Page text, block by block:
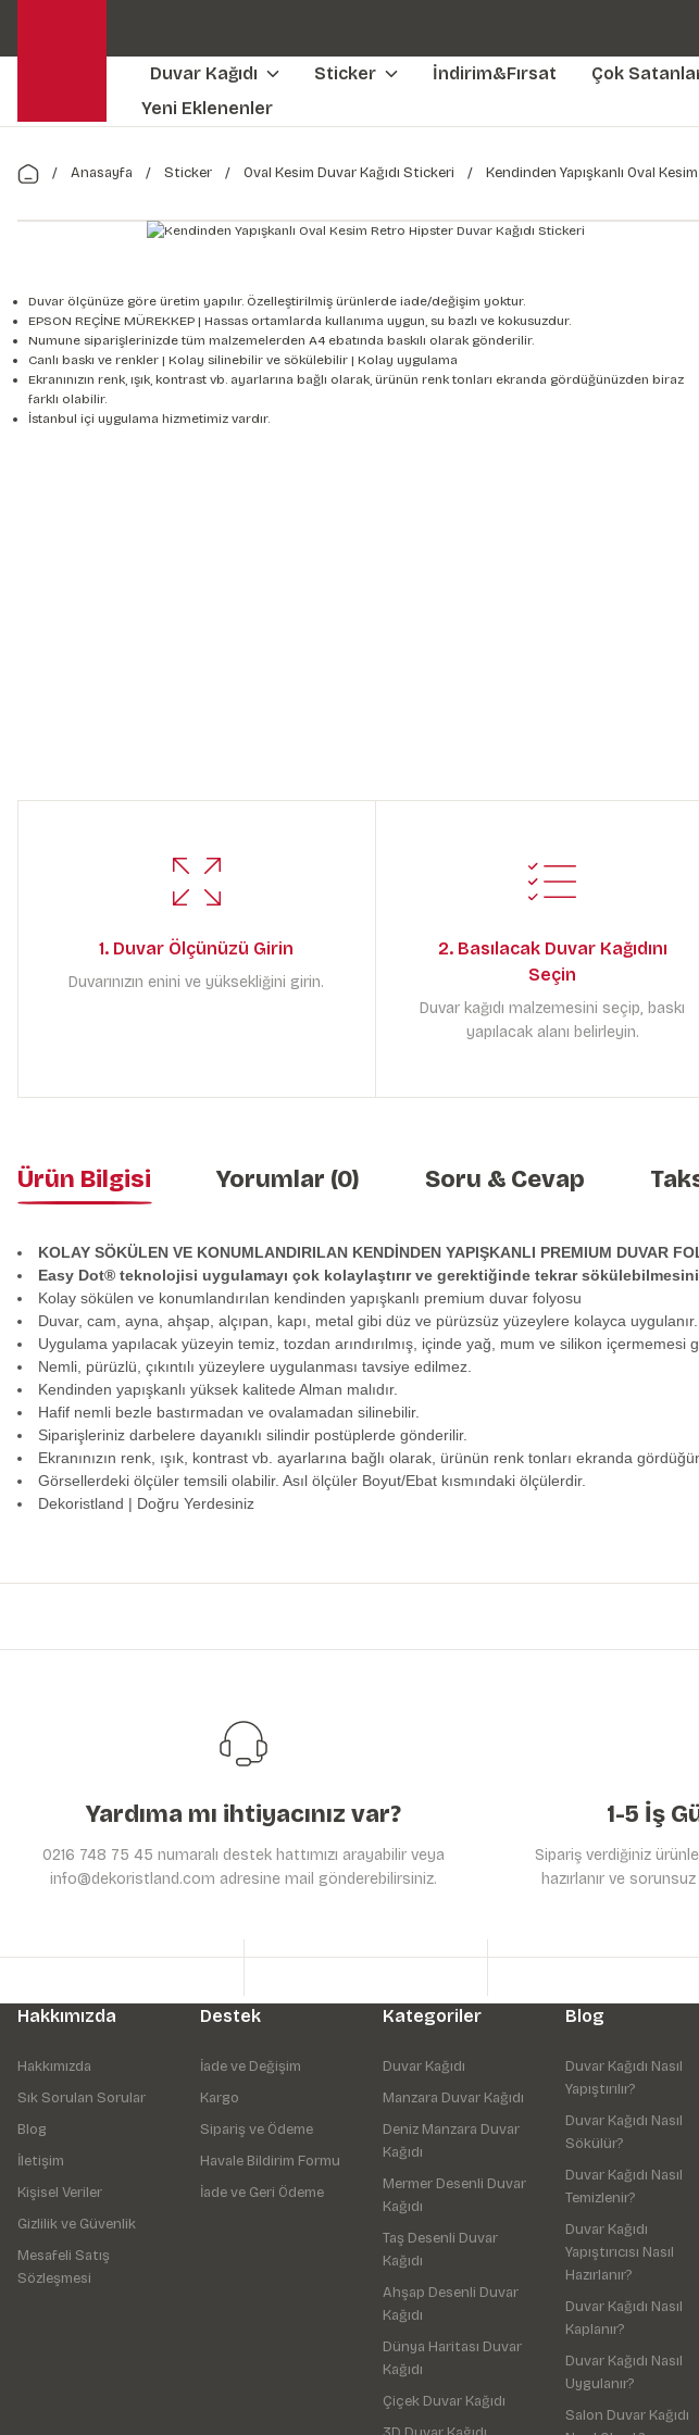
Kendinden Yapışkanlı
Duvar Kağıdı Sticker İndirim&Fırsat
Çok
Yeni Eklenenler
Anasayfa Sticker Oval Kesim Duvar Kağıdı Stickeri Kendinden Yapışkanlı Oval
Duvar ölçünüze göre üretim yapılır. Özelleştirilmiş ürünlerde iade/değişim yoktur.
EPSON REÇİNE MÜREKKEP | Hassas ortamlarda kullanıma uygun, su bazlı ve kokusuzdur.
Numune siparişlerinizde tüm malzemelerden A4 ebatında baskılı olarak gönderilir.
Canlı baskı ve renkler | Kolay silinebilir ve sökülebilir | Kolay uygulama
Ekranınızın renk, ışık, kontrast vb. ayarlarına bağlı olarak, ürünün renk tonları ekranda gördüğünüzden biraz
farklı olabilir.
İstanbul içi uygulama hizmetimiz vardır.
1. Duvar Ölçünüzü Girin
Duvarınızın enini ve yüksekliğini girin.
2. Basılacak Duvar Kağıdını
Seçin
Duvar kağıdı malzemesini seçip, baskı
yapılacak alanı belirleyin.
Ürün Bilgisi Yorumlar (0) Soru & Cevap
KOLAY SÖKÜLEN VE KONUMLANDIRILAN KENDİNDEN YAPIŞKANLI PREMIUM DUVAR
Easy Dot® teknolojisi uygulamayı çok kolaylaştırır ve gerektiğinde tekrar
Kolay sökülen ve konumlandırılan kendinden yapışkanlı premium duvar folyosu
Duvar, cam, ayna, ahşap, alçıpan, kapı, metal gibi düz ve pürüzsüz yüzeylere kolayca uygulanır.
Uygulama yapılacak yüzeyin temiz, tozdan arındırılmış, içinde yağ, mum ve silikon içermemesi
Nemli, pürüzlü, çıkıntılı yüzeylere uygulanması tavsiye edilmez.
Kendinden yapışkanlı yüksek kalitede Alman malıdır.
Hafif nemli bezle bastırmadan ve ovalamadan silinebilir.
Siparişleriniz darbelere dayanıklı silindir postüplerde gönderilir.
Ekranınızın renk, ışık, kontrast vb. ayarlarına bağlı olarak, ürünün renk tonları ekranda
Görsellerdeki ölçüler temsili olabilir. Asıl ölçüler Boyut/Ebat kısmındaki ölçülerdir.
Dekoristland | Doğru Yerdesiniz
Bu ürüne benzer farklı alternatifler olmalı.
Yardıma mı ihtiyacınız var?
0216 748 75 45 numaralı destek hattımızı arayabilir veya
info@dekoristland.com adresine mail gönderebilirsiniz.
1-5 İş
Sipariş verdiğiniz
hazırlanır ve
Hakkımızda
Hakkımızda
Sık Sorulan Sorular
Blog
İletişim
Kişisel Veriler
Gizlilik ve Güvenlik
Mesafeli Satış
Sözleşmesi
Destek
İade ve Değişim
Kargo
Sipariş ve Ödeme
Havale Bildirim Formu
İade ve Geri Ödeme
Kategoriler
Duvar Kağıdı
Manzara Duvar Kağıdı
Deniz Manzara Duvar
Kağıdı
Mermer Desenli Duvar
Kağıdı
Taş Desenli Duvar
Kağıdı
Ahşap Desenli Duvar
Kağıdı
Dünya Haritası Duvar
Kağıdı
Çiçek Duvar Kağıdı
Blog
Duvar Kağıdı Nasıl
Yapıştırılır?
Duvar Kağıdı Nasıl
Sökülür?
Duvar Kağıdı Nasıl
Temizlenir?
Duvar Kağıdı
Yapıştırıcısı Nasıl
Hazırlanır?
Duvar Kağıdı Nasıl
Kaplanır?
Duvar Kağıdı Nasıl
Uygulanır?
Salon Duvar Kağıdı